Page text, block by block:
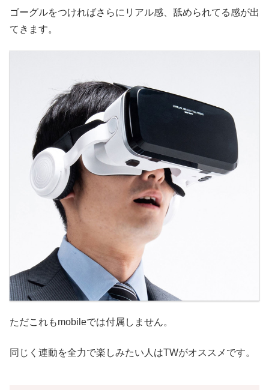
ゴーグルをつければさらにリアル感、舐められてる感が出
てきます。
ただこれもmobileでは付属しません。
同じく連動を全力で楽しみたい人はTWがオススメです。